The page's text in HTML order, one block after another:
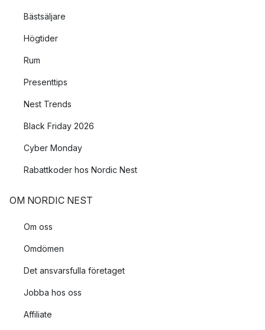
Bästsäljare
Högtider
Rum
Presenttips
Nest Trends
Black Friday 2026
Cyber Monday
Rabattkoder hos Nordic Nest
OM NORDIC NEST
Om oss
Omdömen
Det ansvarsfulla företaget
Jobba hos oss
Affiliate